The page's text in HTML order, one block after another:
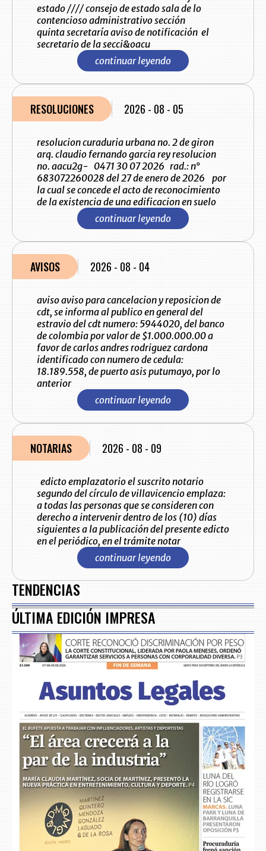
estado //// consejo de estado sala de lo
contencioso administrativo sección
quinta secretaría aviso de notificación el
secretario de la secci&oacu
continuar leyendo
RESOLUCIONES 2026 - 08 - 05
resolucion curaduria urbana no. 2 de giron
arq. claudio fernando garcia rey resolucion
no. aacu2g- 0471 30 07 2026 rad.: n°
683072260028 del 27 de enero de 2026 por
la cual se concede el acto de reconocimiento
de la existencia de una edificacion en suelo
continuar leyendo
AVISOS 2026 - 08 - 04
aviso aviso para cancelacion y reposicion de
cdt, se informa al publico en general del
estravio del cdt numero: 5944020, del banco
de colombia por valor de $1.000.000.00 a
favor de carlos andres rodriguez cardona
identificado con numero de cedula:
18.189.558, de puerto asis putumayo, por lo
anterior
continuar leyendo
NOTARIAS 2026 - 08 - 09
edicto emplazatorio el suscrito notario
segundo del círculo de villavicencio emplaza:
a todas las personas que se consideren con
derecho a intervenir dentro de los (10) días
siguientes a la publicación del presente edicto
en el periódico, en el trámite notar
continuar leyendo
TENDENCIAS
ÚLTIMA EDICIÓN IMPRESA